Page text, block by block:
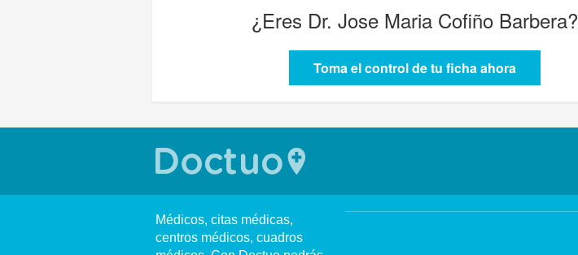
¿Eres Dr. Jose Maria Cofiño Barbera?
Toma el control de tu ficha ahora
Médicos, citas médicas,
centros médicos, cuadros